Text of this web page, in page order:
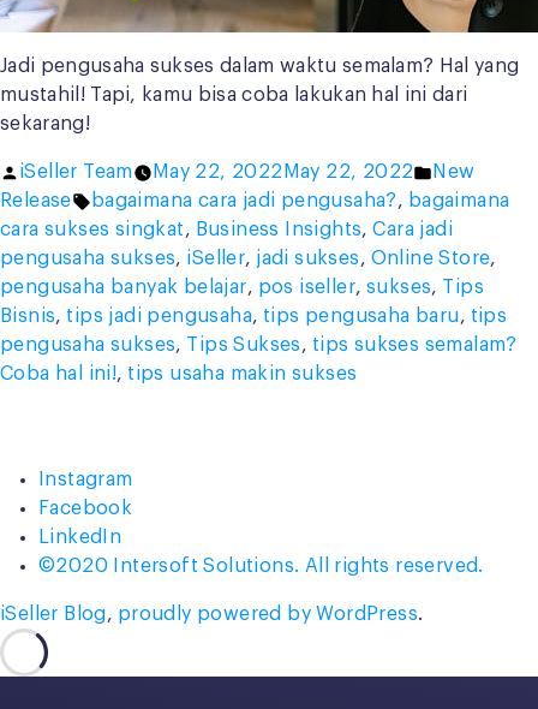
Jadi pengusaha sukses dalam waktu semalam? Hal yang
mustahil! Tapi, kamu bisa coba lakukan hal ini dari
sekarang!
Posted
by
iSeller Team May 22, 2022 May 22, 2022
Posted
in
New
Release
Tags:
bagaimana cara jadi pengusaha?, bagaimana
cara sukses singkat, Business Insights,Cara jadi
pengusaha sukses, iSeller, jadi sukses, Online Store,
pengusaha banyak belajar, pos iseller,sukses, Tips
Bisnis, tips jadi pengusaha, tips pengusaha baru, tips
pengusaha sukses, Tips Sukses, tips sukses semalam?
Coba hal ini!, tips usaha makin sukses
Instagram
Facebook
LinkedIn
©2020 Intersoft Solutions. All rights reserved.
iSeller Blog, proudly powered by WordPress.